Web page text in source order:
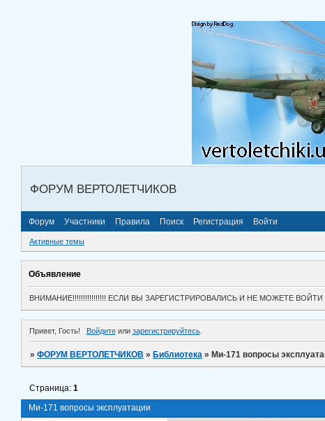
ФОРУМ ВЕРТОЛЕТЧИКОВ
Форум Участники Правила Поиск Регистрация Войти
Активные темы
Объявление
ВНИМАНИЕ!!!!!!!!!!!!!!!! ЕСЛИ ВЫ ЗАРЕГИСТРИРОВАЛИСЬ И НЕ МОЖЕТЕ
Привет, Гость! Войдитеили зарегистрируйтесь.
»ФОРУМ ВЕРТОЛЕТЧИКОВ » Библиотека » Ми-171 вопросы
Ми-171 вопросы эксплуатации
Страница:1